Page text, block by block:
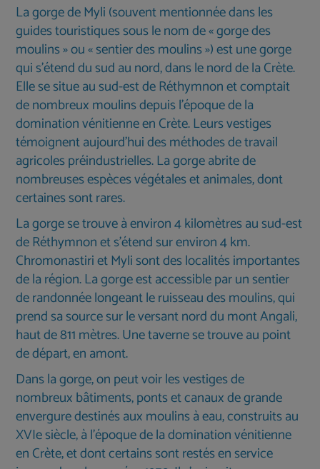
La gorge de Myli (souvent mentionnée dans les
guides touristiques sous le nom de « gorge des
moulins » ou « sentier des moulins ») est une gorge
qui s'étend du sud au nord, dans le nord de la Crète.
Elle se situe au sud-est de Réthymnon et comptait
de nombreux moulins depuis l'époque de la
domination vénitienne en Crète. Leurs vestiges
témoignent aujourd’hui des méthodes de travail
agricoles préindustrielles. La gorge abrite de
nombreuses espèces végétales et animales, dont
certaines sont rares.
La gorge se trouve à environ 4 kilomètres au sud-est
de Réthymnon et s'étend sur environ 4 km.
Chromonastiri et Myli sont des localités importantes
de la région. La gorge est accessible par un sentier
de randonnée longeant le ruisseau des moulins, qui
prend sa source sur le versant nord du mont Angali,
haut de 811 mètres. Une taverne se trouve au point
de départ, en amont.
Dans la gorge, on peut voir les vestiges de
nombreux bâtiments, ponts et canaux de grande
envergure destinés aux moulins à eau, construits au
XVIe siècle, à l’époque de la domination vénitienne
en Crète, et dont certains sont restés en service